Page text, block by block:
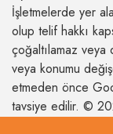
İşletmelerde yer
olup telif hakkı
çoğaltılamaz veya
veya konumu
etmeden önce
tavsiye edilir. ©